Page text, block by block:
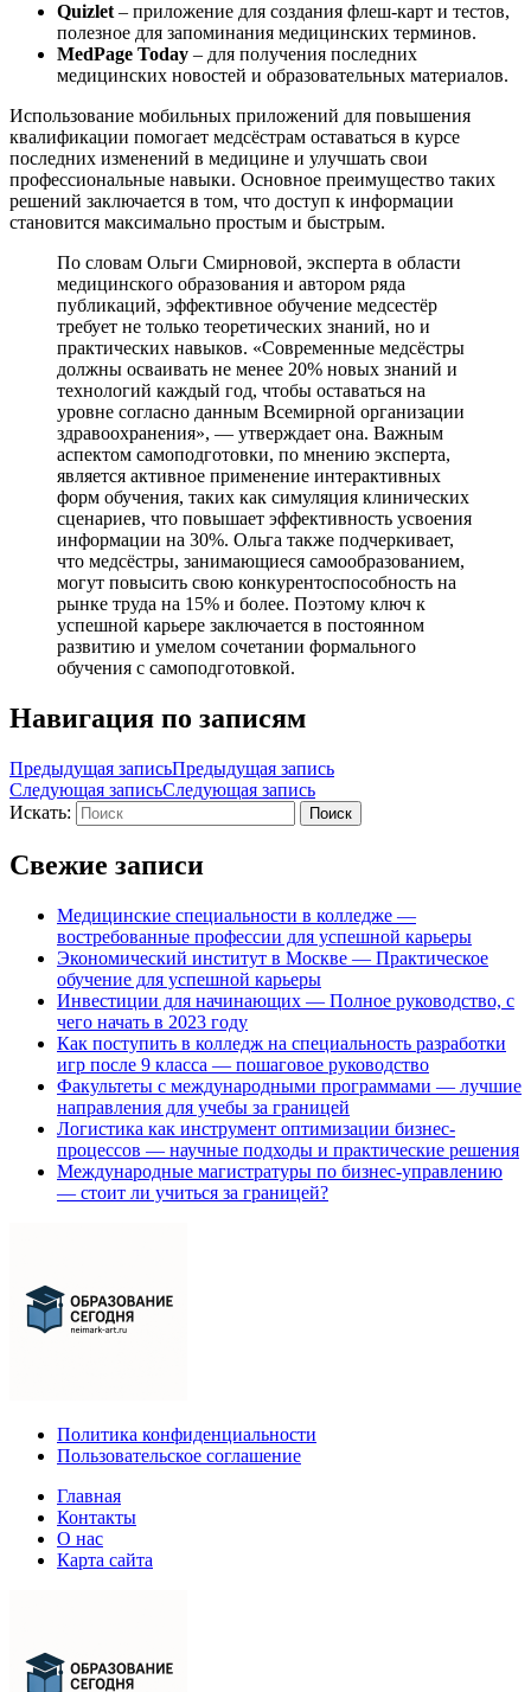
Quizlet – приложение для создания флеш-карт и тестов,
полезное для запоминания медицинских терминов.
MedPage Today – для получения последних
медицинских новостей и образовательных материалов.
Использование мобильных приложений для повышения
квалификации помогает медсёстрам оставаться в курсе
последних изменений в медицине и улучшать свои
профессиональные навыки. Основное преимущество таких
решений заключается в том, что доступ к информации
становится максимально простым и быстрым.
По словам Ольги Смирновой, эксперта в области
медицинского образования и автором ряда
публикаций, эффективное обучение медсестёр
требует не только теоретических знаний, но и
практических навыков. «Современные медсёстры
должны осваивать не менее 20% новых знаний и
технологий каждый год, чтобы оставаться на
уровне согласно данным Всемирной организации
здравоохранения», — утверждает она. Важным
аспектом самоподготовки, по мнению эксперта,
является активное применение интерактивных
форм обучения, таких как симуляция клинических
сценариев, что повышает эффективность усвоения
информации на 30%. Ольга также подчеркивает,
что медсёстры, занимающиеся самообразованием,
могут повысить свою конкурентоспособность на
рынке труда на 15% и более. Поэтому ключ к
успешной карьере заключается в постоянном
развитию и умелом сочетании формального
обучения с самоподготовкой.
Навигация по записям
Предыдущая записьПредыдущая запись
Следующая записьСледующая запись
Искать:
Поиск
Свежие записи
Медицинские специальности в колледже —
востребованные профессии для успешной карьеры
Экономический институт в Москве — Практическое
обучение для успешной карьеры
Инвестиции для начинающих — Полное руководство, с
чего начать в 2023 году
Как поступить в колледж на специальность разработки
игр после 9 класса — пошаговое руководство
Факультеты с международными программами — лучшие
направления для учебы за границей
Логистика как инструмент оптимизации бизнес-
процессов — научные подходы и практические решения
Международные магистратуры по бизнес-управлению
— стоит ли учиться за границей?
Политика конфиденциальности
Пользовательское соглашение
Главная
Контакты
О нас
Карта сайта